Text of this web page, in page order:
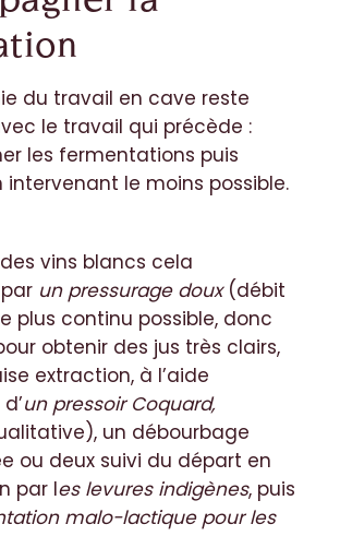
du travail en cave reste
le travail qui précède :
les fermentations puis
intervenant le moins possible.
vins blancs cela
un pressurage doux (débit
plus continu possible, donc
obtenir des jus très clairs,
extraction, à l’aide
un pressoir Coquard,
un débourbage
ou deux suivi du départ en
par les levures indigènes, puis
malo-lactique pour les